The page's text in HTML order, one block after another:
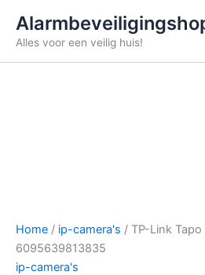
naar
inhoud
Alles voor een veilig huis!
Home / ip-camera's / TP-Link
6095639813835
ip-camera's